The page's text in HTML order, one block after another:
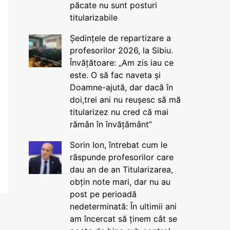
păcate nu sunt posturi
titularizabile
Ședințele de repartizare a
profesorilor 2026, la Sibiu.
Învățătoare: „Am zis iau ce
este. O să fac naveta și
Doamne-ajută, dar dacă în
doi,trei ani nu reușesc să mă
titularizez nu cred că mai
rămân în învățământ”
Sorin Ion, întrebat cum le
răspunde profesorilor care
dau an de an Titularizarea,
obțin note mari, dar nu au
post pe perioadă
nedeterminată: În ultimii ani
am încercat să ținem cât se